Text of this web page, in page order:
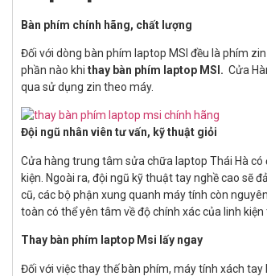
Bàn phím chính hãng, chất lượng
Đối với dòng bàn phím laptop MSI đều là phím
phần nào khi thay bàn phím laptop MSI. Cửa
qua sử dụng zin theo máy.
Đội ngũ nhân viên tư vấn, kỹ thuật giỏi
Cửa hàng trung tâm sửa chữa laptop Thái Hà
kiện. Ngoài ra, đội ngũ kỹ thuật tay nghề cao sẽ
cũ, các bộ phận xung quanh máy tính còn
toàn có thể yên tâm về độ chính xác của linh kiện
Thay bàn phím laptop Msi lấy ngay
Đối với việc thay thế bàn phím, máy tính xách